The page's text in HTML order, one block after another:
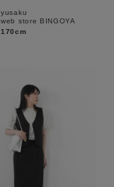
yusaku
web store BINGOYA
170cm